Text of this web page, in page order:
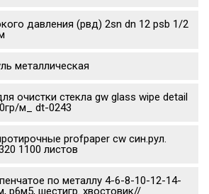
давления (рвд) 2sn dn 12 psb 1/2
металлическая
очистки стекла gw glass wipe detail
м_ dt-0243
profpaper cw син.рул.
1100 листов
по металлу 4-6-8-10-12-14-
р6м5, шестигр. хвостовик//